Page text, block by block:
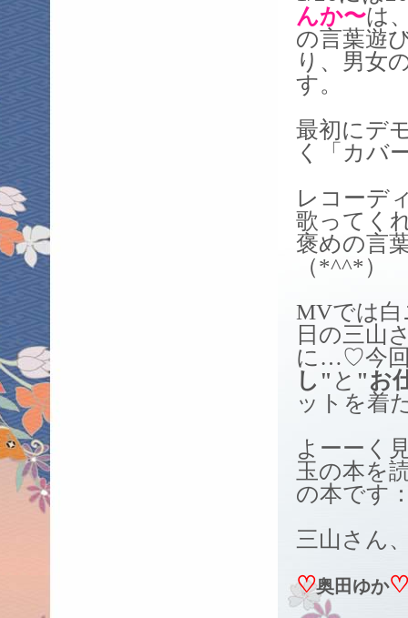
んか〜は
の言葉遊
り、男女
す。
最初にデ
く「カバ
レコーデ
歌ってく
褒めの言
（*^^*）
MVでは
日の三山
に…♡今回
し" と "お
ットを着
よーーく
玉の本を
の本です
三山さん
♡奥田ゆか♡